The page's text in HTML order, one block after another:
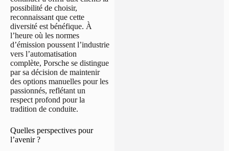
possibilité de choisir,
reconnaissant que cette
diversité est bénéfique. À
l’heure où les normes
d’émission poussent l’industrie
vers l’automatisation
complète, Porsche se distingue
par sa décision de maintenir
des options manuelles pour les
passionnés, reflétant un
respect profond pour la
tradition de conduite.
Quelles perspectives pour
l’avenir ?